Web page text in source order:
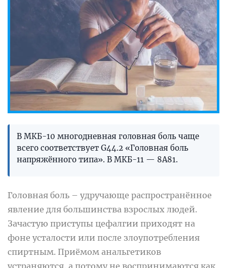
В МКБ-10 многодневная головная боль чаще
всего соответствует G44.2 «Головная боль
напряжённого типа». В МКБ-11 — 8A81.
Головная боль – удручающе распространённое
явление для большинства взрослых людей.
Зачастую приступы цефалгии приходят на
фоне усталости или после злоупотребления
спиртным. Приёмом анальгетиков
устраняются, а потому не воспринимаются как